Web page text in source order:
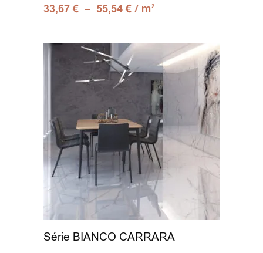
33,67€ – 55,54€ / m2
Série BIANCO CARRARA